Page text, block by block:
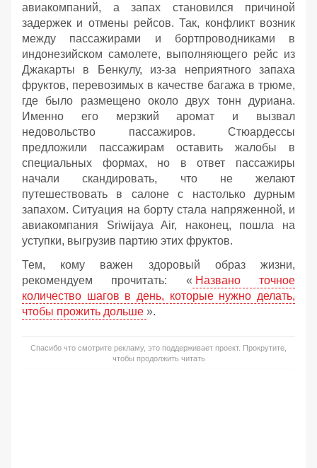
авиакомпаний, а запах становился причиной
задержек и отмены рейсов. Так, конфликт возник
между пассажирами и бортпроводниками в
индонезийском самолете, выполняющего рейс из
Джакарты в Бенкулу, из-за неприятного запаха
фруктов, перевозимых в качестве багажа в трюме,
где было размещено около двух тонн дуриана.
Именно его мерзкий аромат и вызвал
недовольство пассажиров. Стюардессы
предложили пассажирам оставить жалобы в
специальных формах, но в ответ пассажиры
начали скандировать, что не желают
путешествовать в салоне с настолько дурным
запахом. Ситуация на борту стала напряженной, и
авиакомпания Sriwijaya Air, наконец, пошла на
уступки, выгрузив партию этих фруктов.
Тем, кому важен здоровый образ жизни,
рекомендуем прочитать: « Названо точное
количество шагов в день, которые нужно делать,
чтобы прожить дольше ».
Спасибо что смотрите рекламу, это поддерживает проект. Прокрутите,
чтобы продолжить читать